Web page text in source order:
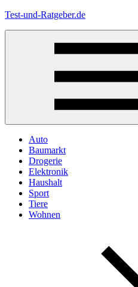
Zum
Test-und-Ratgeber.de
Auto
Baumarkt
Drogerie
Elektronik
Haushalt
Sport
Tiere
Wohnen